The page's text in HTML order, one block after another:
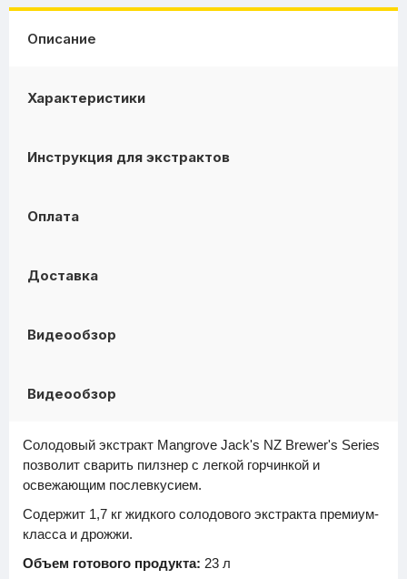
Описание
Характеристики
Инструкция для экстрактов
Оплата
Доставка
Видеообзор
Видеообзор
Солодовый экстракт Mangrove Jack's NZ Brewer's Series
позволит сварить пилзнер с легкой горчинкой и
освежающим послевкусием.
Содержит 1,7 кг жидкого солодового экстракта премиум-
класса и дрожжи.
Объем готового продукта: 23 л